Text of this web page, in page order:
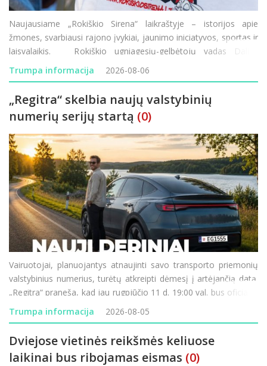
Naujausiame „Rokiškio Sirena“ laikraštyje – istorijos apie
žmones, svarbiausi rajono įvykiai, jaunimo iniciatyvos, sportas ir
laisvalaikis. Rokiškio ugniagesių-gelbėtojų vadas Dalius
Kunigėlis vadovauja pirmajai Lietuvos istorijoje tokio mast
Trumpa informacija 2026-08-06
„Regitra“ skelbia naujų valstybinių
numerių serijų startą (0)
Vairuotojai, planuojantys atnaujinti savo transporto priemonių
valstybinius numerius, turėtų atkreipti dėmesį į artėjančią datą.
„Regitra“ praneša, kad jau rugpjūčio 11 d. 19:00 val. bus oficialiai
paleistos naujos valstybinių numerio ženklų serijos. Didžiausia
šio etapo n
Trumpa informacija 2026-08-05
Dviejose vietinės reikšmės keliuose
laikinai bus ribojamas eismas (0)